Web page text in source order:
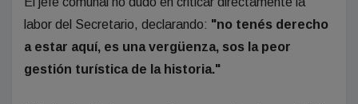
labor del Secretario, declarando: "no tenés derecho
a estar aquí, es una vergüenza, sos la peor
gestión turística de la historia."